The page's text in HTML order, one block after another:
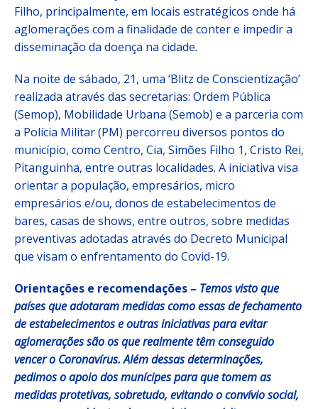
Filho, principalmente, em locais estratégicos onde há
aglomerações com a finalidade de conter e impedir a
disseminação da doença na cidade.
Na noite de sábado, 21, uma ‘Blitz de Conscientização’
realizada através das secretarias: Ordem Pública
(Semop), Mobilidade Urbana (Semob) e a parceria com
a Polícia Militar (PM) percorreu diversos pontos do
município, como Centro, Cia, Simões Filho 1, Cristo Rei,
Pitanguinha, entre outras localidades. A iniciativa visa
orientar a população, empresários, micro
empresários e/ou, donos de estabelecimentos de
bares, casas de shows, entre outros, sobre medidas
preventivas adotadas através do Decreto Municipal
que visam o enfrentamento do Covid-19.
Orientações e recomendações – Temos visto que
países que adotaram medidas como essas de fechamento
de estabelecimentos e outras iniciativas para evitar
aglomerações são os que realmente têm conseguido
vencer o Coronavírus. Além dessas determinações,
pedimos o apoio dos munícipes para que tomem as
medidas protetivas, sobretudo, evitando o convívio social,